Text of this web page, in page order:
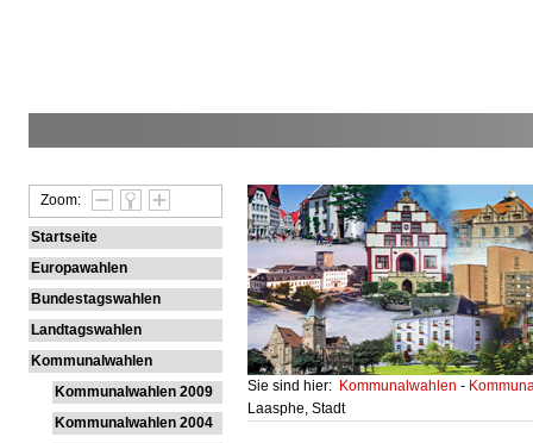
Zoom:
Startseite
Europawahlen
Bundestagswahlen
Landtagswahlen
Kommunalwahlen
Kommunalwahlen 2009
Kommunalwahlen 2004
Sie sind hier: Kommunalwahlen-
Laasphe, Stadt